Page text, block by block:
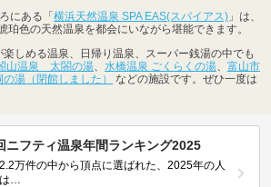
にある「 横浜天然温泉 SPA EAS(スパイアス) 」は、
珀色の天然温泉を都会にいながら堪能できます。
しめる温泉、日帰り温泉、スーパー銭湯の中でも
山温泉 太閤の湯、 水橋温泉 ごくらくの湯、 富山市
湯（閉館しました）
などの施設です。ぜひ一度は
ニフティ温泉年間ランキング2025
万件の中から頂点に選ばれた、2025年の人
…